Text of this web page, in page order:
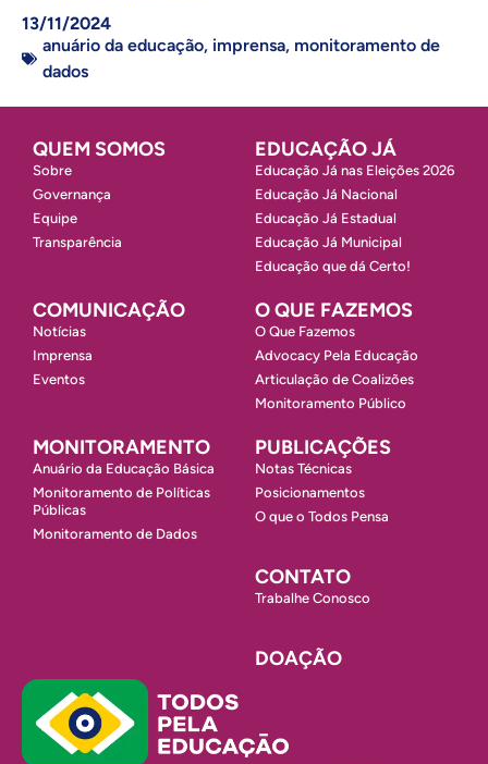
13/11/2024
anuário da educação, imprensa, monitoramento de
dados
QUEM SOMOS
Sobre
Governança
Equipe
Transparência
EDUCAÇÃO JÁ
Educação Já nas Eleições 2026
Educação Já Nacional
Educação Já Estadual
Educação Já Municipal
Educação que dá Certo!
COMUNICAÇÃO
Notícias
Imprensa
Eventos
O QUE FAZEMOS
O Que Fazemos
Advocacy Pela Educação
Articulação de Coalizões
Monitoramento Público
MONITORAMENTO
Anuário da Educação Básica
Monitoramento de Políticas
Públicas
Monitoramento de Dados
PUBLICAÇÕES
Notas Técnicas
Posicionamentos
O que o Todos Pensa
CONTATO
Trabalhe Conosco
DOAÇÃO